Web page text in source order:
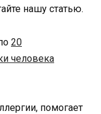
нашу статью.
20
человека
помогает